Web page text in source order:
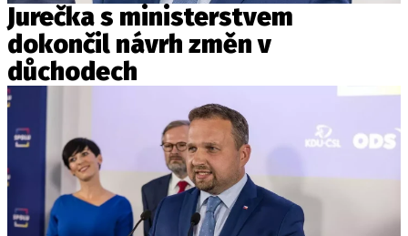
Jurečka s ministerstvem
dokončil návrh změn v
důchodech